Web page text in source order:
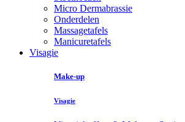
Micro Dermabrassie
Onderdelen
Massagetafels
Manicuretafels
Visagie
Make-up
Visagie